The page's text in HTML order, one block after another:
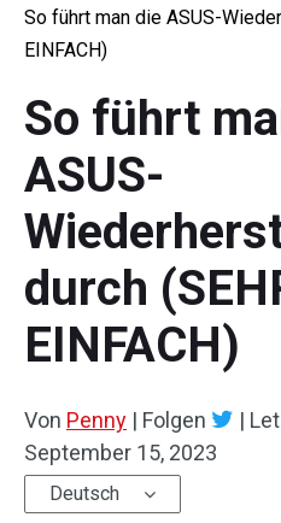
So führt man die ASUS-
EINFACH)
So führt
ASUS-
durch
EINFACH)
Von Penny | Folgen |
September 15, 2023
Deutsch